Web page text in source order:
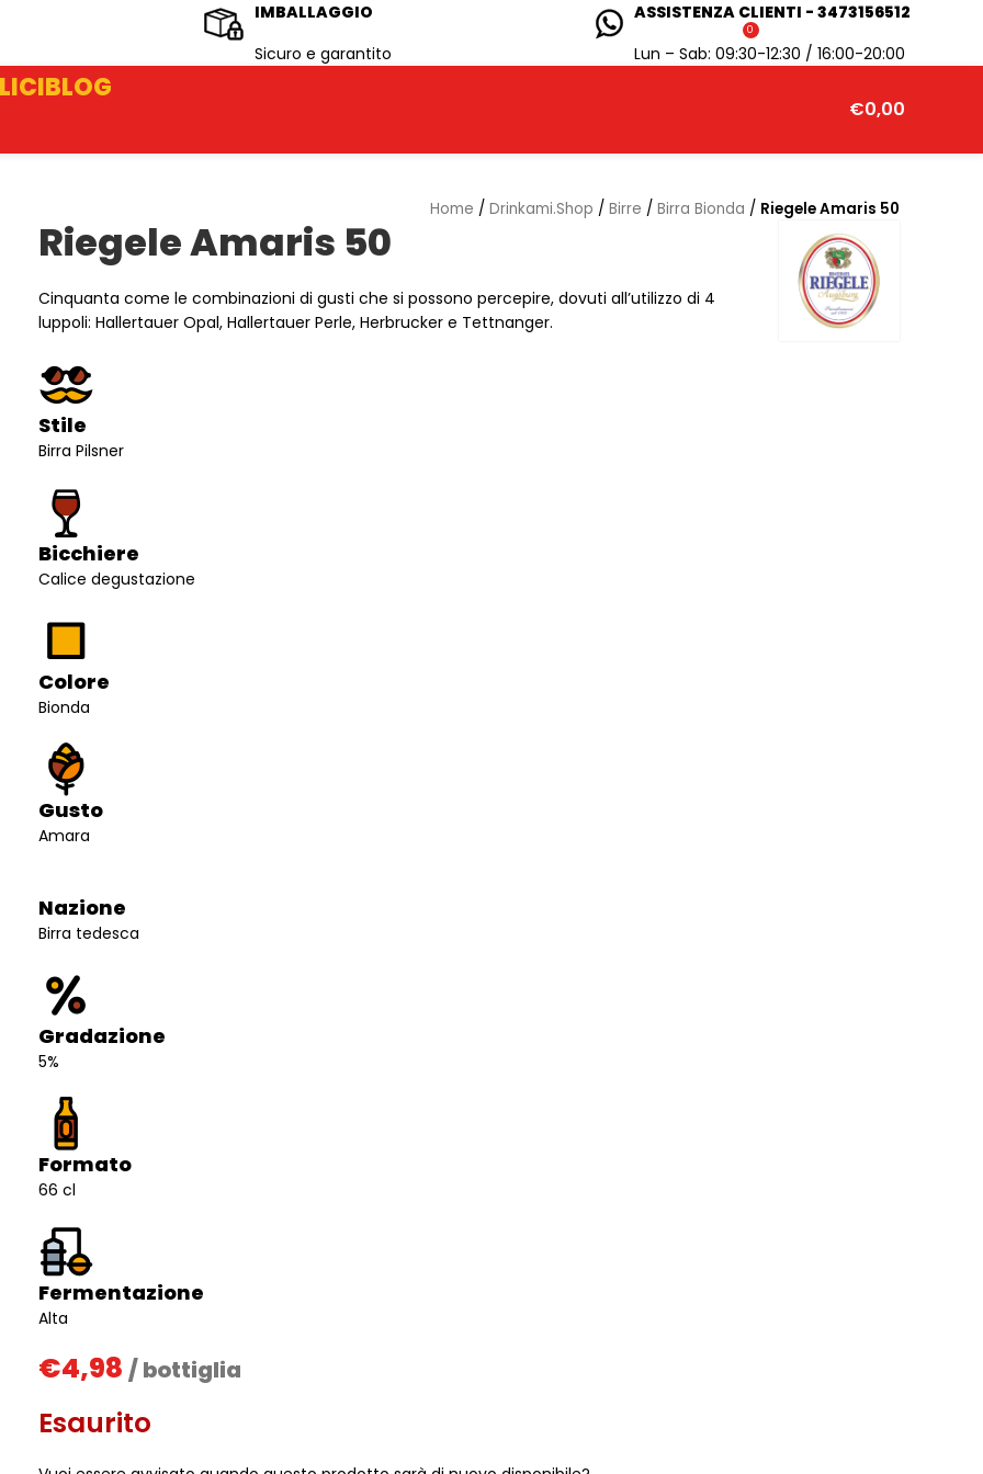
IMBALLAGGIO
Sicuro e garantito
ASSISTENZA CLIENTI - 3473156512
Lun – Sab: 09:30-12:30 / 16:00-20:00
BLOG
0
€0,00
Home / Drinkami.Shop / Birre / Birra Bionda / Riegele Amaris 50
Riegele Amaris 50
Cinquanta come le combinazioni di gusti che si possono percepire, dovuti all’utilizzo di 4
luppoli: Hallertauer Opal, Hallertauer Perle, Herbrucker e Tettnanger.
Stile
Birra Pilsner
Bicchiere
Calice degustazione
Colore
Bionda
Gusto
Amara
Nazione
Birra tedesca
Gradazione
5%
Formato
66 cl
Fermentazione
Alta
€4,98 / bottiglia
Esaurito